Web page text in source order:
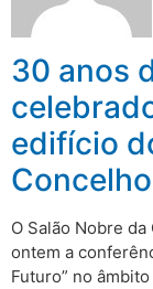
30 anos
edifício
Concelho
O Salão Nobre
ontem a
Futuro” no